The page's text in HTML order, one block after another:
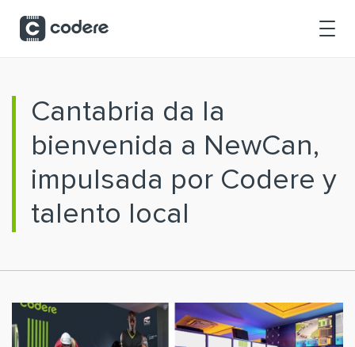
Cantabria da la
bienvenida a NewCan,
impulsada por Codere y
talento local